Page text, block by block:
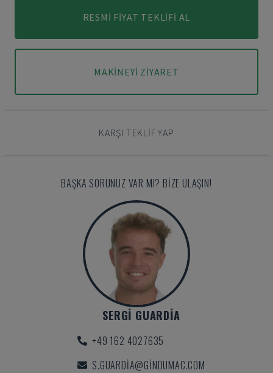
RESMI FIYAT TEKLIFI AL
MAKINEYI ZIYARET
KARŞI TEKLIF YAP
BAŞKA SORUNUZ VAR MI? BIZE ULAŞIN!
SERGI GUARDIA
+49 162 4027635
S.GUARDIA@GINDUMAC.COM